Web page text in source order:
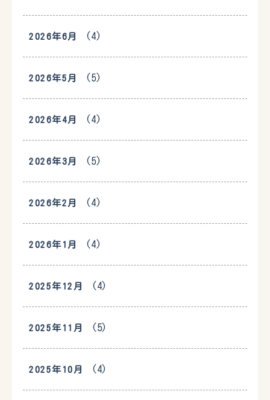
2026年6月 (4)
2026年5月 (5)
2026年4月 (4)
2026年3月 (5)
2026年2月 (4)
2026年1月 (4)
2025年12月 (4)
2025年11月 (5)
2025年10月 (4)